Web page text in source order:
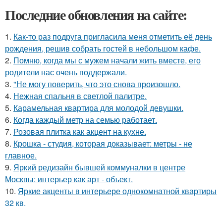
Последние обновления на сайте:
1. Как-то раз подруга пригласила меня отметить её день
рождения, решив собрать гостей в небольшом кафе.
2. Помню, когда мы с мужем начали жить вместе, его
родители нас очень поддержали.
3. "Не могу поверить, что это снова произошло.
4. Нежная спальня в светлой палитре.
5. Карамельная квартира для молодой девушки.
6. Когда каждый метр на семью работает.
7. Розовая плитка как акцент на кухне.
8. Крошка - студия, которая доказывает: метры - не
главное.
9. Яркий редизайн бывшей коммуналки в центре
Москвы: интерьер как арт - объект.
10. Яркие акценты в интерьере однокомнатной квартиры
32 кв.